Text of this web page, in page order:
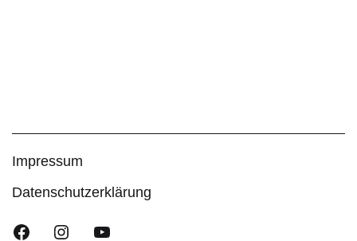
Impressum
Datenschutzerklärung
FacebookInstagram